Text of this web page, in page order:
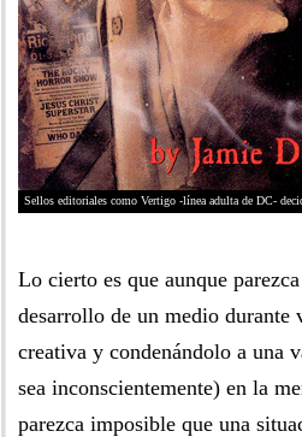
Sellos editoriales como Vertigo -línea adulta de DC-
Lo cierto es que aunque
desarrollo de un medio durante
creativa y condenándolo a una
sea inconscientemente) en la
parezca imposible que una